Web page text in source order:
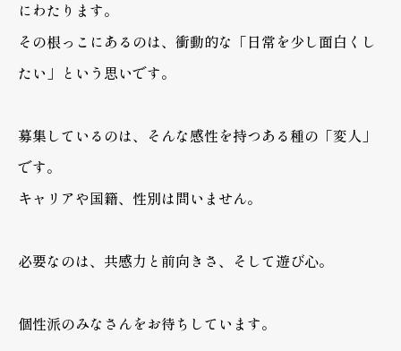
にわたります。
その根っこにあるのは、衝動的な「日常を少し面白くし
たい」という思いです。
募集しているのは、そんな感性を持つある種の「変人」
です。
キャリアや国籍、性別は問いません。
必要なのは、共感力と前向きさ、そして遊び心。
個性派のみなさんをお待ちしています。